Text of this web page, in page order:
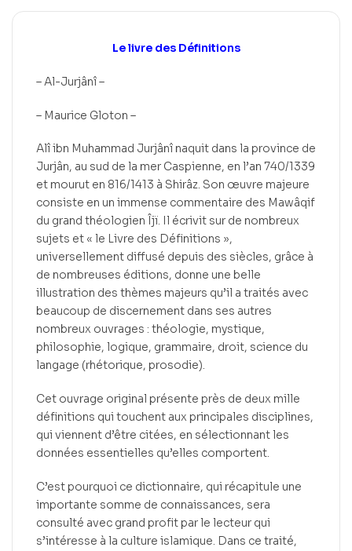
Le livre des Définitions
– Al-Jurjânî –
– Maurice Gloton –
Alî ibn Muhammad Jurjânî naquit dans la province de
Jurjân, au sud de la mer Caspienne, en l’an 740/1339
et mourut en 816/1413 à Shirâz. Son œuvre majeure
consiste en un immense commentaire des Mawâqif
du grand théologien Îjï. Il écrivit sur de nombreux
sujets et « le Livre des Définitions »,
universellement diffusé depuis des siècles, grâce à
de nombreuses éditions, donne une belle
illustration des thèmes majeurs qu’il a traités avec
beaucoup de discernement dans ses autres
nombreux ouvrages : théologie, mystique,
philosophie, logique, grammaire, droit, science du
langage (rhétorique, prosodie).
Cet ouvrage original présente près de deux mille
définitions qui touchent aux principales disciplines,
qui viennent d’être citées, en sélectionnant les
données essentielles qu’elles comportent.
C’est pourquoi ce dictionnaire, qui récapitule une
importante somme de connaissances, sera
consulté avec grand profit par le lecteur qui
s’intéresse à la culture islamique. Dans ce traité,